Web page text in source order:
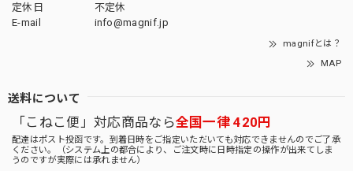
定休日
不定休
E-mail
info@magnif.jp
magnifとは？
MAP
送料について
「こねこ便」対応商品なら全国一律 420円
配達はポスト投函です。到着日時をご指定いただいても対応できませんのでご了承
ください。（システム上の都合により、ご注文時に日時指定の操作が出来てしま
うのですが実際には承れません）